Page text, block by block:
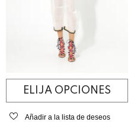
ELIJA OPCIONES
Añadir a la lista de deseos